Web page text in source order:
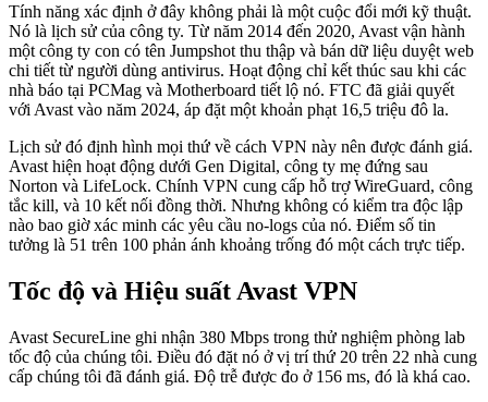
Tính năng xác định ở đây không phải là một cuộc đổi mới kỹ thuật.
Nó là lịch sử của công ty. Từ năm 2014 đến 2020, Avast vận hành
một công ty con có tên Jumpshot thu thập và bán dữ liệu duyệt web
chi tiết từ người dùng antivirus. Hoạt động chỉ kết thúc sau khi các
nhà báo tại PCMag và Motherboard tiết lộ nó. FTC đã giải quyết
với Avast vào năm 2024, áp đặt một khoản phạt 16,5 triệu đô la.
Lịch sử đó định hình mọi thứ về cách VPN này nên được đánh giá.
Avast hiện hoạt động dưới Gen Digital, công ty mẹ đứng sau
Norton và LifeLock. Chính VPN cung cấp hỗ trợ WireGuard, công
tắc kill, và 10 kết nối đồng thời. Nhưng không có kiểm tra độc lập
nào bao giờ xác minh các yêu cầu no-logs của nó. Điểm số tin
tưởng là 51 trên 100 phản ánh khoảng trống đó một cách trực tiếp.
Tốc độ và Hiệu suất Avast VPN
Avast SecureLine ghi nhận 380 Mbps trong thử nghiệm phòng lab
tốc độ của chúng tôi. Điều đó đặt nó ở vị trí thứ 20 trên 22 nhà cung
cấp chúng tôi đã đánh giá. Độ trễ được đo ở 156 ms, đó là khá cao.